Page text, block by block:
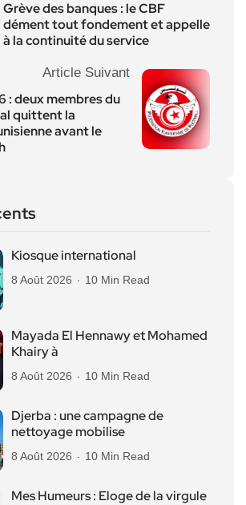
Grève des banques : le CBF
dément tout fondement et appelle
à la continuité du service
Article Suivant
: deux membres du
quittent la
avant le
Kiosque international
8 Août 2026 10 Min Read
Mayada El Hennawy et Mohamed
Khairy à
8 Août 2026 10 Min Read
Djerba : une campagne de
nettoyage mobilise
8 Août 2026 10 Min Read
Mes Humeurs : Eloge de la virgule